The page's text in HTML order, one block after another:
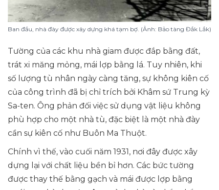
Ban đầu, nhà đày được xây dựng khá tạm bợ. (Ảnh: Bảo tàng Đắk Lắk)
Tường của các khu nhà giam được đắp bằng đất,
trát xi măng mỏng, mái lợp bằng lá. Tuy nhiên, khi
số lượng tù nhân ngày càng tăng, sự không kiên cố
của công trình đã bị chỉ trích bởi Khâm sứ Trung kỳ
Sa-ten. Ông phản đối việc sử dụng vật liệu không
phù hợp cho một nhà tù, đặc biệt là một nhà đày
cần sự kiên cố như Buôn Ma Thuột.
Chính vì thế, vào cuối năm 1931, nơi đây được xây
dựng lại với chất liệu bền bỉ hơn. Các bức tường
được thay thế bằng gạch và mái được lợp bằng